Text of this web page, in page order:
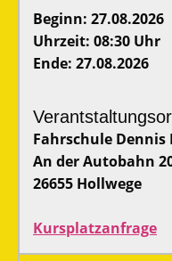
Beginn: 27.08.2026
Uhrzeit: 08:30 Uhr
Ende: 27.08.2026
Fahrschule Dennis
An der Autobahn
26655 Hollwege
Kursplatzanfrage